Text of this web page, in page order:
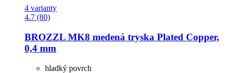
4 varianty
4.7 (80)
BROZZL MK8 medená tryska Plated Copper,
0,4 mm
hladký povrch